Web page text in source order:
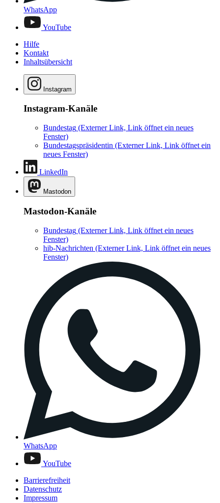
WhatsApp
YouTube
Hilfe
Kontakt
Inhaltsübersicht
Instagram
Instagram-Kanäle
Bundestag (Externer Link, Link öffnet ein neues
Fenster)
Bundestagspräsidentin (Externer Link, Link öffnet ein
neues Fenster)
LinkedIn
Mastodon
Mastodon-Kanäle
Bundestag (Externer Link, Link öffnet ein neues
Fenster)
hib-Nachrichten (Externer Link, Link öffnet ein neues
Fenster)
WhatsApp
YouTube
Barrierefreiheit
Datenschutz
Impressum